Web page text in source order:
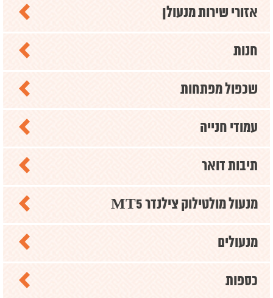
אזורי שירות מנעולן
חנות
שכפול מפתחות
עמודי חנייה
תיבות דואר
מנעול מולטילוק צילנדר MT5
מנעולים
כספות